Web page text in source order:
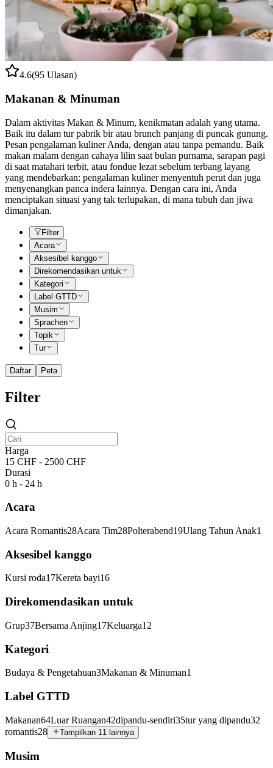
4.6(95 Ulasan)
Makanan & Minuman
Dalam aktivitas Makan & Minum, kenikmatan adalah yang utama.
Baik itu dalam tur pabrik bir atau brunch panjang di puncak gunung.
Pesan pengalaman kuliner Anda, dengan atau tanpa pemandu. Baik
makan malam dengan cahaya lilin saat bulan purnama, sarapan pagi
di saat matahari terbit, atau fondue lezat sebelum terbang layang
yang mendebarkan: pengalaman kuliner menyentuh perut dan juga
menyenangkan panca indera lainnya. Dengan cara ini, Anda
menciptakan situasi yang tak terlupakan, di mana tubuh dan jiwa
dimanjakan.
Filter
Acara
Aksesibel kanggo
Direkomendasikan untuk
Kategori
Label GTTD
Musim
Sprachen
Topik
Tur
Daftar Peta
Filter
Harga
15 CHF - 2500 CHF
Durasi
0 h - 24 h
Acara
Acara Romantis28Acara Tim28Polterabend19Ulang Tahun Anak1
Aksesibel kanggo
Kursi roda17Kereta bayi16
Direkomendasikan untuk
Grup37Bersama Anjing17Keluarga12
Kategori
Budaya & Pengetahuan3Makanan & Minuman1
Label GTTD
Makanan64Luar Ruangan42dipandu-sendiri35tur yang dipandu32
romantis28 Tampilkan 11 lainnya
Musim